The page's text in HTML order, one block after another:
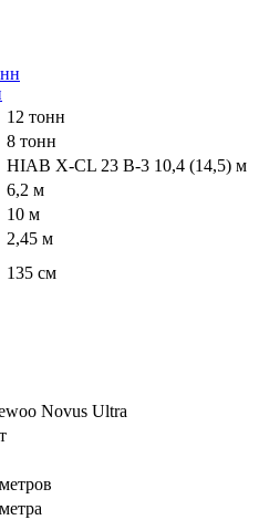
12 тонн
8 тонн
HIAB X-CL 23 B-3 10,4 (14,5) м
6,2 м
10 м
2,45 м
135 см
Novus Ultra